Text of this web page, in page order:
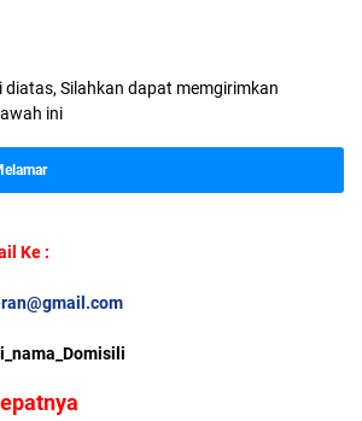
Silahkan dapat memgirimkan
ini
Ke :